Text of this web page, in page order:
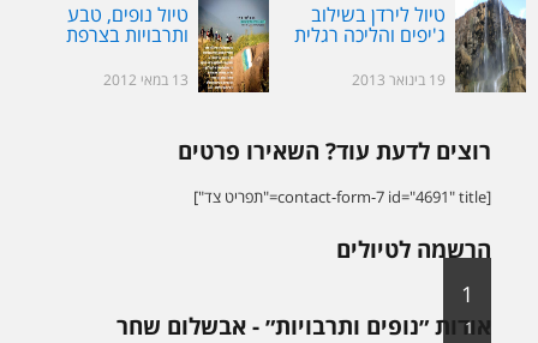
טיול לירדן בשילוב
ג'יפים והליכה רגלית
19 בינואר 2013
טיול נופים, טבע
ותרבויות בצרפת
13 במאי 2012
רוצים לדעת עוד? השאירו פרטים
[contact-form-7 id="4691" title="תפריט צד"]
הרשמה לטיולים
אודות ״נופים ותרבויות״ - אבשלום שחר
1
1